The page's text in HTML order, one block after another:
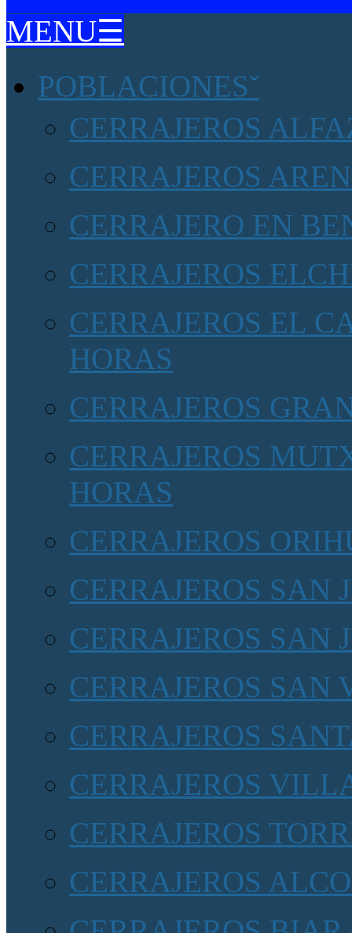
MENU☰
POBLACIONES
CERRAJEROS
CERRAJEROS
CERRAJERO EN
CERRAJEROS
CERRAJEROS EL
HORAS
CERRAJEROS
CERRAJEROS
HORAS
CERRAJEROS
CERRAJEROS SAN
CERRAJEROS SAN
CERRAJEROS SAN
CERRAJEROS
CERRAJEROS
CERRAJEROS
CERRAJEROS